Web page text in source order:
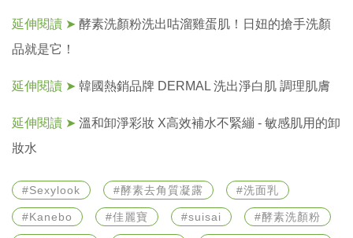
延伸閱讀 ➤ 酵素洗顏粉洗出咕溜雞蛋肌！日妞的搶手洗顏
品就是它！
延伸閱讀 ➤ 韓國熱銷品牌 DERMAL 洗出淨白肌 調理肌膚
延伸閱讀 ➤ 溫和卸淨彩妝 X高效補水不緊繃 - 敏感肌用的卸
妝水
#Sexylook #酵素去角質凝露 #洗面乳
#Kanebo #佳麗寶 #suisai #酵素洗顏粉